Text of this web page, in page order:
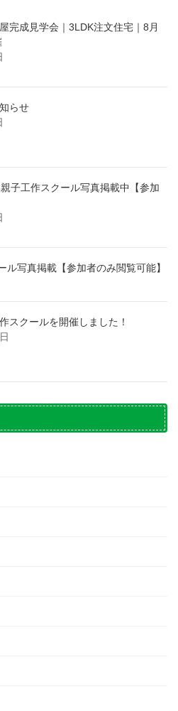
完成見学会｜3LDK注文住宅｜8月
らせ
子工作スクール写真掲載中【参加
写真掲載【参加者のみ閲覧可能】
スクールを開催しました！